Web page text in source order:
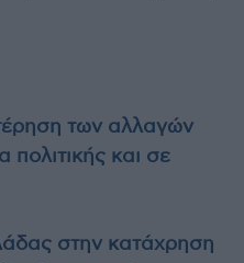
των αλλαγών
πολιτικής και σε
στην κατάχρηση